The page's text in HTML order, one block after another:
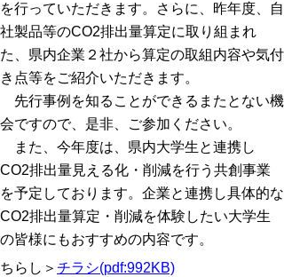
を行っていただきます。さらに、昨年度、自
社製品等のCO2排出量算定に取り組まれ
た、県内企業２社から算定の取組内容や気付
き点等をご紹介いただきます。
先行事例を知ることができるまたとない機
会ですので、是非、ご参加ください。
また、今年度は、県内大学生と連携し
CO2排出量見える化・削減を行う共創事業
を予定しております。企業と連携し具体的な
CO2排出量算定・削減を体験したい大学生
の皆様にもおすすめの内容です。
ちらし＞ チラシ(pdf:992KB)